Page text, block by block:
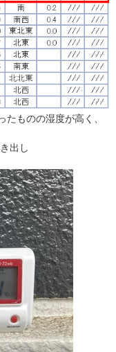
ものの湿度が高く、
出し